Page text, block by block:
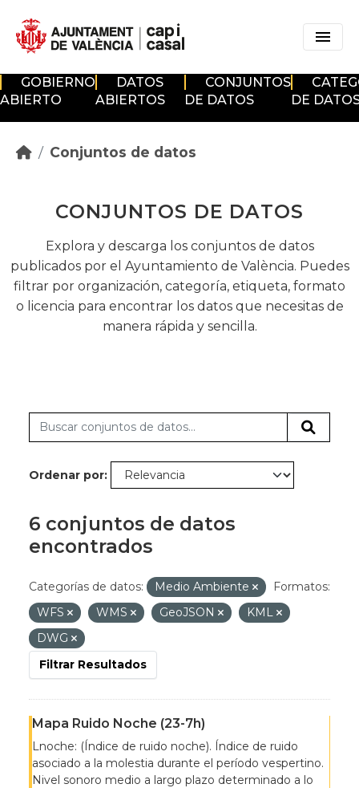
GOBIERNO
ABIERTO
DATOS
ABIERTOS
CONJUNTOS
DE DATOS
DE
Conjuntos de datos
CONJUNTOS DE DATOS
Explora y descarga los conjuntos de datos
publicados por el Ayuntamiento de València. Puedes
filtrar por organización, categoría, etiqueta, formato
o licencia para encontrar los datos que necesitas de
manera rápida y sencilla.
Ordenar por
6 conjuntos de datos
encontrados
Categorías de datos: Medio Ambiente
Formatos:
WFS
WMS GeoJSON
KML
DWG
Filtrar Resultados
Mapa Ruido Noche (23-7h)
Lnoche: (Índice de ruido noche). Índice de ruido
asociado a la molestia durante el período vespertino.
Nivel sonoro medio a largo plazo determinado a lo